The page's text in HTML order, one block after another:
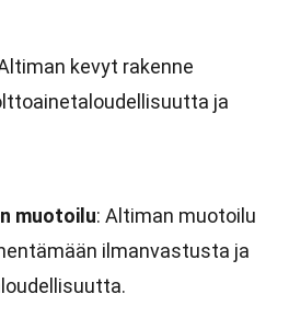
kevyt rakenne
ja
muotoilu: Altiman muotoilu
ilmanvastusta ja